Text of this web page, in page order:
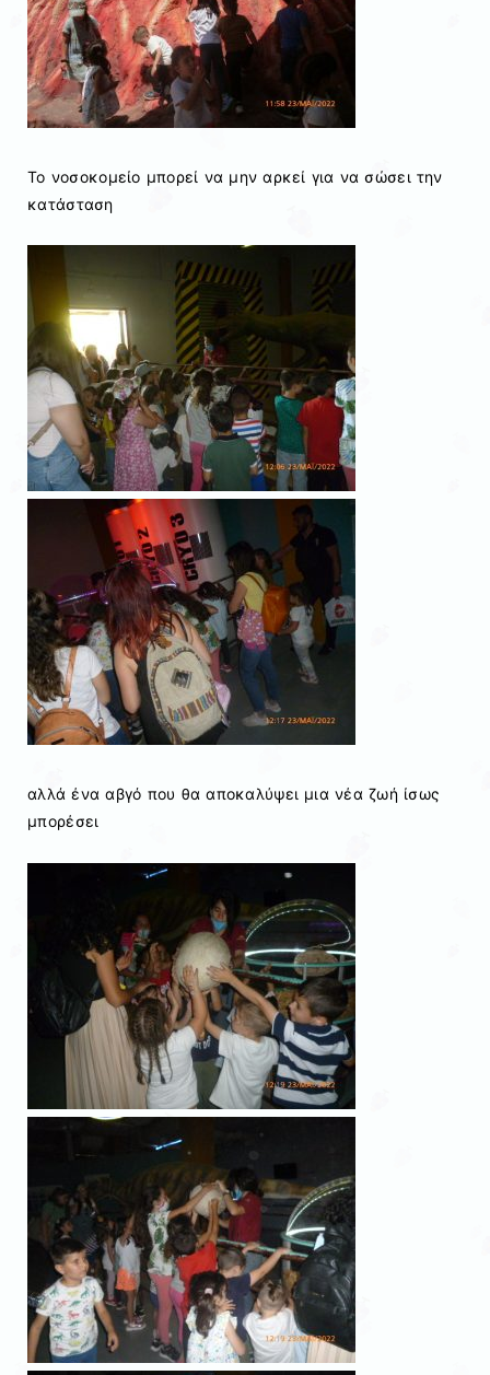
Το νοσοκομείο μπορεί να μην αρκεί για να σώσει την
κατάσταση
αλλά ένα αβγό που θα αποκαλύψει μια νέα ζωή ίσως
μπορέσει